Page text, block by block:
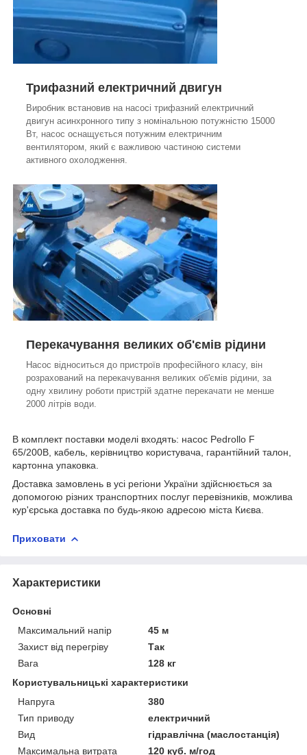
Трифазний електричний двигун
Виробник встановив на насосі трифазний електричний
двигун асинхронного типу з номінальною потужністю 15000
Вт, насос оснащується потужним електричним
вентилятором, який є важливою частиною системи
активного охолодження.
Перекачування великих об'ємів рідини
Насос відноситься до пристроїв професійного класу, він
розрахований на перекачування великих об'ємів рідини, за
одну хвилину роботи пристрій здатне перекачати не менше
2000 літрів води.
В комплект поставки моделі входять: насос Pedrollo F
65/200B, кабель, керівництво користувача, гарантійний талон,
картонна упаковка.
Доставка замовлень в усі регіони України здійснюється за
допомогою різних транспортних послуг перевізників, можлива
кур'єрська доставка по будь-якою адресою міста Києва.
Приховати
Характеристики
Основні
Максимальний напір
45 м
Захист від перегріву
Так
Вага
128 кг
Користувальницькі характеристики
Напруга
380
Тип приводу
електричний
Вид
гідравлічна (маслостанція)
Максимальна витрата
120 куб. м/год